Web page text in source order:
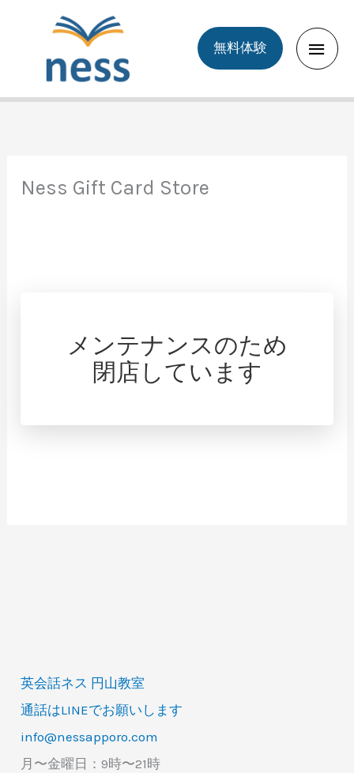
Main
無料体験
Ness Gift Card Store
メンテナンスのため
閉店しています
英会話ネス 円山教室
通話はLINEでお願いします
info@nessapporo.com
月〜金曜日：9時〜21時